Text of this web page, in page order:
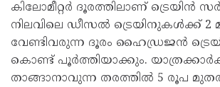
കിലോമീറ്റർ ദൂരത്തിലാണ് ട്രെയിൻ
നിലവിലെ ഡീസൽ ട്രെയിനുകൾക്ക് 2
വേണ്ടിവരുന്ന ദൂരം ഹൈഡ്രജൻ
കൊണ്ട് പൂർത്തിയാക്കും.
താങ്ങാനാവുന്ന തരത്തിൽ 5 രൂപ